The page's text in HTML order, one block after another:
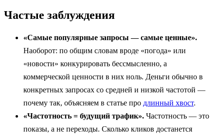
Частые заблуждения
«Самые популярные запросы — самые ценные».
Наоборот: по общим словам вроде «погода» или
«новости» конкурировать бессмысленно, а
коммерческой ценности в них ноль. Деньги обычно в
конкретных запросах со средней и низкой частотой —
почему так, объясняем в статье про длинный хвост.
«Частотность = будущий трафик». Частотность — это
показы, а не переходы. Сколько кликов достанется